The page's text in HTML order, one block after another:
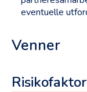
eventuelle
Venner